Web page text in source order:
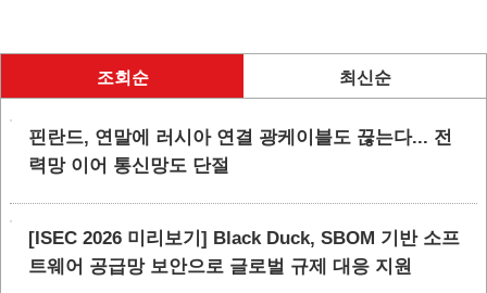
조회순 최신순
핀란드, 연말에 러시아 연결 광케이블도 끊는다... 전
력망 이어 통신망도 단절
[ISEC 2026 미리보기] Black Duck, SBOM 기반 소프
트웨어 공급망 보안으로 글로벌 규제 대응 지원